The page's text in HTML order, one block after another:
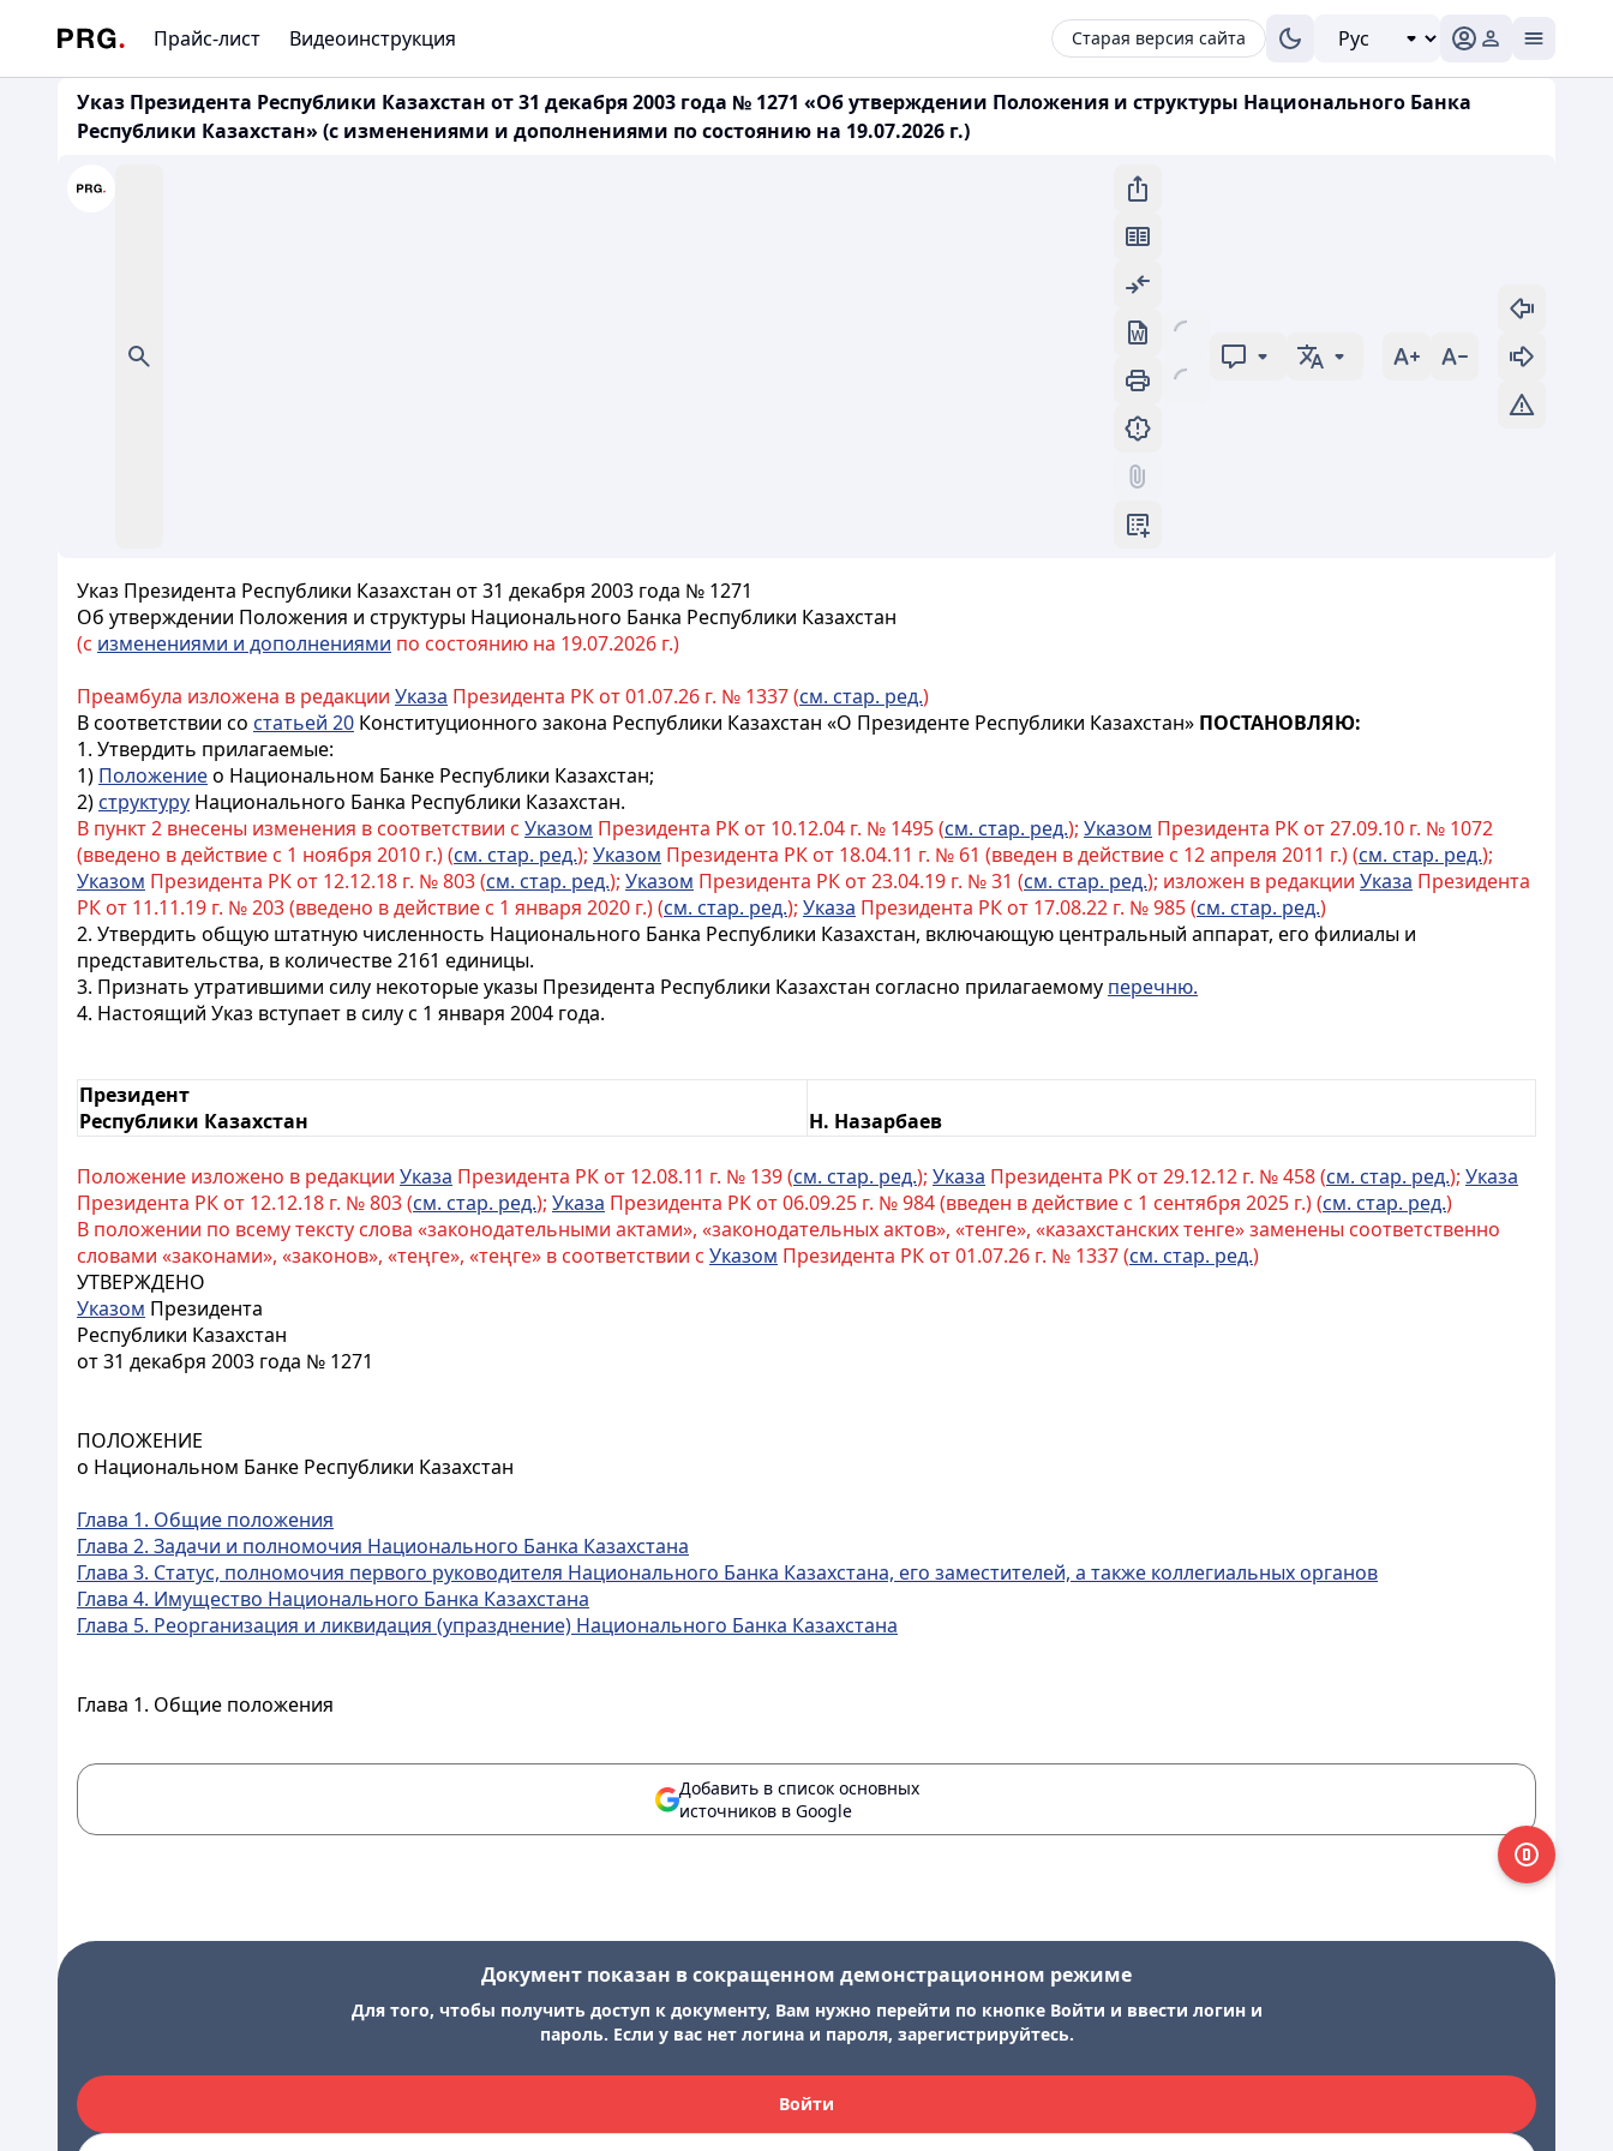
Прайс-лист Видеоинструкция Старая версия сайта
Указ Президента Республики Казахстан от 31 декабря 2003 года № 1271 «Об утверждении Положения и структуры Национального Банка
Республики Казахстан» (с изменениями и дополнениями по состоянию на 19.07.2026 г.)
Указ Президента Республики Казахстан от 31 декабря 2003 года № 1271
Об утверждении Положения и структуры Национального Банка Республики Казахстан
(с изменениями и дополнениями по состоянию на 19.07.2026 г.)
Преамбула изложена в редакции Указа Президента РК от 01.07.26 г. № 1337 (см. стар. ред.)
В соответствии со статьей 20 Конституционного закона Республики Казахстан «О Президенте Республики Казахстан» ПОСТАНОВЛЯЮ:
1. Утвердить прилагаемые:
1) Положениео Национальном Банке Республики Казахстан;
2) структуру Национального Банка Республики Казахстан.
В пункт 2 внесены изменения в соответствии с Указом Президента РК от 10.12.04 г. № 1495 (см. стар. ред.); Указом Президента РК от 27.09.10 г. № 1072
(введено в действие с 1 ноября 2010 г.) (см. стар. ред.); Указом Президента РК от 18.04.11 г. № 61 (введен в действие с 12 апреля 2011 г.) (см. стар. ред.);
Указом Президента РК от 12.12.18 г. № 803 (см. стар. ред.); Указом Президента РК от 23.04.19 г. № 31 (см. стар. ред.); изложен в редакции Указа Президента
РК от 11.11.19 г. № 203 (введено в действие с 1 января 2020 г.) (см. стар. ред.); Указа Президента РК от 17.08.22 г. № 985 (см. стар. ред.)
2. Утвердить общую штатную численность Национального Банка Республики Казахстан, включающую центральный аппарат, его филиалы и
представительства, в количестве 2161 единицы.
3. Признать утратившими силу некоторые указы Президента Республики Казахстан согласно прилагаемому перечню.
4. Настоящий Указ вступает в силу с 1 января 2004 года.
Президент
Республики Казахстан
Н. Назарбаев
Положение изложено в редакции Указа Президента РК от 12.08.11 г. № 139 (см. стар. ред.); Указа Президента РК от 29.12.12 г. № 458 (см. стар. ред.); Указа
Президента РК от 12.12.18 г. № 803 (см. стар. ред.); Указа Президента РК от 06.09.25 г. № 984 (введен в действие с 1 сентября 2025 г.) (см. стар. ред.)
В положении по всему тексту слова «законодательными актами», «законодательных актов», «тенге», «казахстанских тенге» заменены соответственно
словами «законами», «законов», «теңге», «теңге» в соответствии с Указом Президента РК от 01.07.26 г. № 1337 (см. стар. ред.)
УТВЕРЖДЕНО
Указом Президента
Республики Казахстан
от 31 декабря 2003 года № 1271
ПОЛОЖЕНИЕ
о Национальном Банке Республики Казахстан
Глава 1. Общие положения
Глава 2. Задачи и полномочия Национального Банка Казахстана
Глава 3. Статус, полномочия первого руководителя Национального Банка Казахстана, его заместителей, а также коллегиальных органов
Глава 4. Имущество Национального Банка Казахстана
Глава 5. Реорганизация и ликвидация (упразднение) Национального Банка Казахстана
Глава 1. Общие положения
Добавить в список основных
источников в Google
Документ показан в сокращенном демонстрационном режиме
Для того, чтобы получить доступ к документу, Вам нужно перейти по кнопке Войти и ввести логин и
пароль. Если у вас нет логина и пароля, зарегистрируйтесь.
Войти